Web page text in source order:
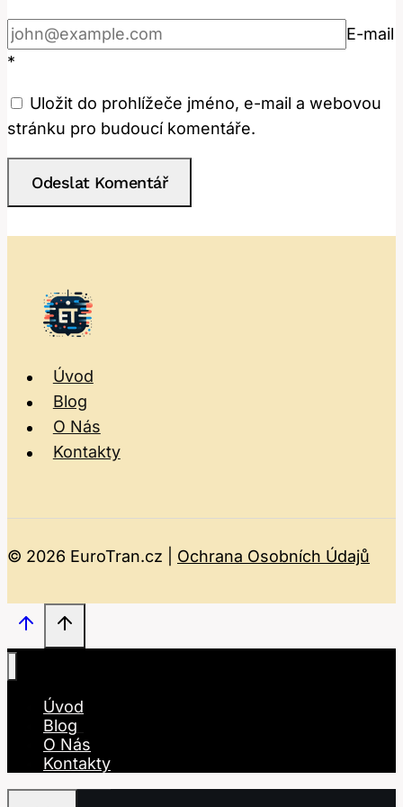
E-mail
*
Uložit do prohlížeče jméno, e-mail a webovou
stránku pro budoucí komentáře.
Úvod
Blog
O Nás
Kontakty
© 2026 EuroTran.cz | Ochrana Osobních Údajů
Úvod
Blog
O Nás
Kontakty